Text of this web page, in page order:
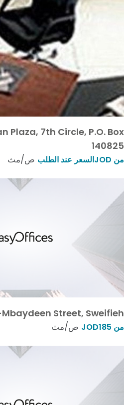
Plaza, 7th Circle, P.O. Box
140825
من JODالسعر عند الطلب ص/مث
Street, Sweifieh
من JOD185 ص/مث